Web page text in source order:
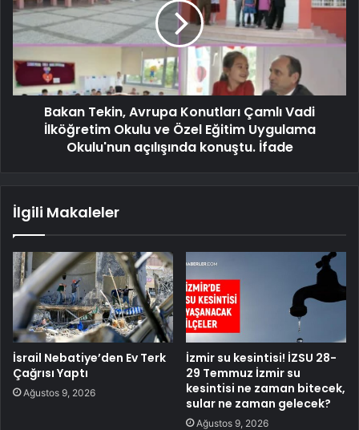
Bakan Tekin, Avrupa Konutları Çamlı Vadi
İlköğretim Okulu ve Özel Eğitim Uygulama
Okulu'nun açılışında konuştu. İfade
İlgili Makaleler
İsrail Nebatiye’den Ev Terk
Çağrısı Yaptı
Ağustos 9, 2026
İzmir su kesintisi! İZSU 28-
29 Temmuz İzmir su
kesintisi ne zaman bitecek,
sular ne zaman gelecek?
Ağustos 9, 2026